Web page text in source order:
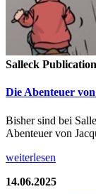
Salleck
Die Abenteuer
Bisher sind bei
Abenteuer von
weiterlesen
14.06.2025